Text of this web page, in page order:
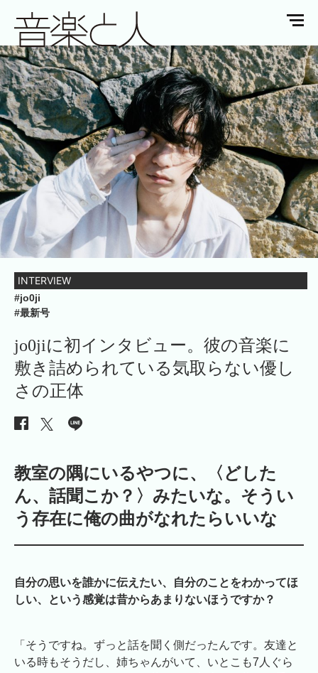
INTERVIEW
#jo0ji
#最新号
jo0jiに初インタビュー。彼の音楽に
敷き詰められている気取らない優し
さの正体
教室の隅にいるやつに、〈どした
ん、話聞こか？〉みたいな。そうい
う存在に俺の曲がなれたらいいな
自分の思いを誰かに伝えたい、自分のことをわかってほ
しい、という感覚は昔からあまりないほうですか？
「そうですね。ずっと話を聞く側だったんです。友達と
いる時もそうだし、姉ちゃんがいて、いとこも7人ぐら